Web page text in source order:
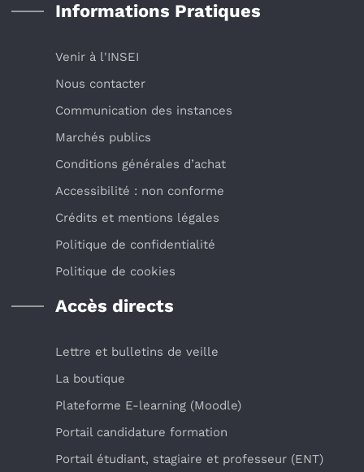
Informations Pratiques
Venir à l'INSEI
Nous contacter
Communication des instances
Marchés publics
Conditions générales d’achat
Accessibilité : non conforme
Crédits et mentions légales
Politique de confidentialité
Politique de cookies
Accès directs
Lettre et bulletins de veille
La boutique
Plateforme E-learning (Moodle)
Portail candidature formation
Portail étudiant, stagiaire et professeur (ENT)